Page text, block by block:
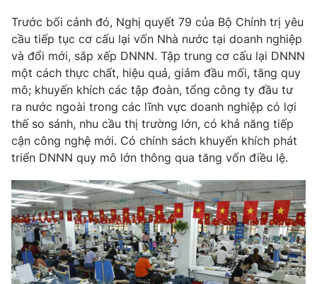
cấp ngày 29/12/2023
Tổng Biên tập:Vũ Thanh Thủy
Phó Tổng Biên tập:Nguyễn Thị Mỹ Hạnh, Phạm Quốc Thắng,
Nguyễn Trọng Ninh
Tổng đài VTV:024.38 355 931 - 024.38 355 932
Ðiện thoại Thời báo VTV:024.66 897 897
Email:toasoan@vtv.vn
Liên hệ quảng cáo:
024-7300.7108
Trước bối cảnh đó, Nghị quyết 79 của Bộ Chính trị yêu
cầu tiếp tục cơ cấu lại vốn Nhà nước tại doanh nghiệp
và đổi mới, sắp xếp DNNN. Tập trung cơ cấu lại DNNN
một cách thực chất, hiệu quả, giảm đầu mối, tăng quy
mô; khuyến khích các tập đoàn, tổng công ty đầu tư
ra nước ngoài trong các lĩnh vực doanh nghiệp có lợi
thế so sánh, nhu cầu thị trường lớn, có khả năng tiếp
cận công nghệ mới. Có chính sách khuyến khích phát
triển DNNN quy mô lớn thông qua tăng vốn điều lệ.